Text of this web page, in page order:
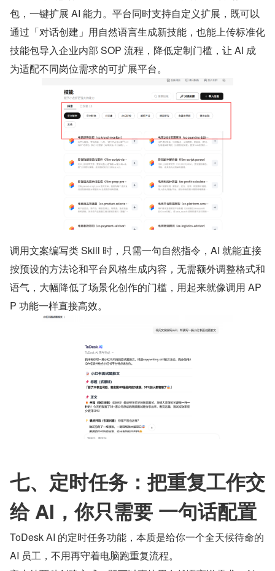
包，一键扩展 AI 能力。平台同时支持自定义扩展，既可以
通过「对话创建」用自然语言生成新技能，也能上传标准化
技能包导入企业内部 SOP 流程，降低定制门槛，让 AI 成
为适配不同岗位需求的可扩展平台。
调用文案编写类 Skill 时，只需一句自然指令，AI 就能直接
按预设的方法论和平台风格生成内容，无需额外调整格式和
语气，大幅降低了场景化创作的门槛，用起来就像调用 AP
P 功能一样直接高效。
七、定时任务：把重复工作交
给 AI，你只需要 一句话配置
ToDesk AI 的定时任务功能，本质是给你一个全天候待命的
AI 员工，不用再守着电脑跑重复流程。